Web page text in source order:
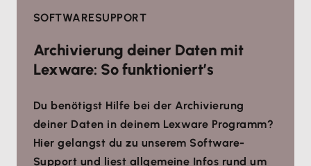
SOFTWARESUPPORT
Archivierung deiner Daten mit
Lexware: So funktioniert’s
Du benötigst Hilfe bei der Archivierung
deiner Daten in deinem Lexware Programm?
Hier gelangst du zu unserem Software-
Support und liest allgemeine Infos rund um